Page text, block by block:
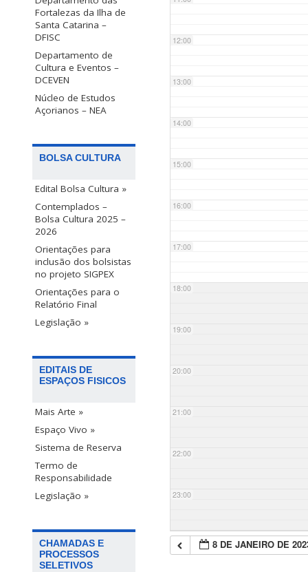
Fortalezas da Ilha de
Santa Catarina –
DFISC
Departamento de
Cultura e Eventos –
DCEVEN
Núcleo de Estudos
Açorianos – NEA
BOLSA CULTURA
Edital Bolsa Cultura »
Contemplados –
Bolsa Cultura 2025 –
2026
Orientações para
inclusão dos bolsistas
no projeto SIGPEX
Orientações para o
Relatório Final
Legislação »
EDITAIS DE
ESPAÇOS FISICOS
Mais Arte »
Espaço Vivo »
Sistema de Reserva
Termo de
Responsabilidade
Legislação »
CHAMADAS E
PROCESSOS
SELETIVOS
12:00
13:00
14:00
15:00
16:00
17:00
18:00
19:00
20:00
21:00
22:00
23:00
8 DE JANEIRO DE